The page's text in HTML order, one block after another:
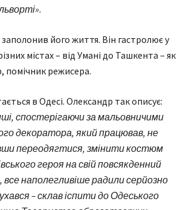
його життя. Він гастролює у
містах – від Умані до Ташкента – як
помічник режисера.
в Одесі. Олександр так описує:
спостерігаючи за мальовничими
декоратора, який працював, не
переодягтися, змінити костюм
героя на свій повсякденний
наполегливіше радили серйозно
– склав іспити до Одеського